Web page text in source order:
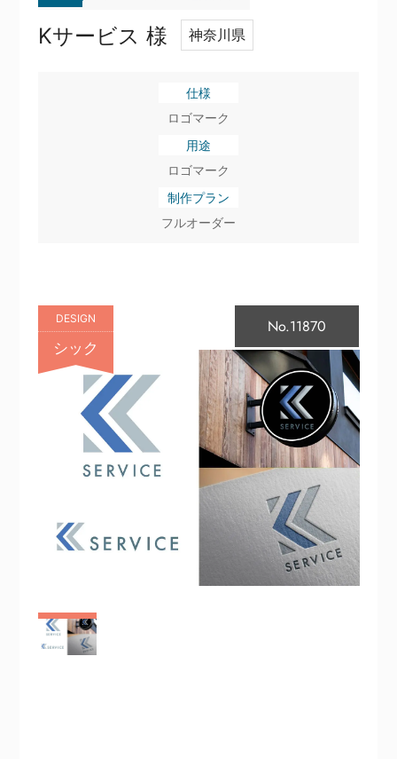
Kサービス 様 神奈川県
仕様
ロゴマーク
用途
ロゴマーク
制作プラン
フルオーダー
DESIGN
シック
No.11870